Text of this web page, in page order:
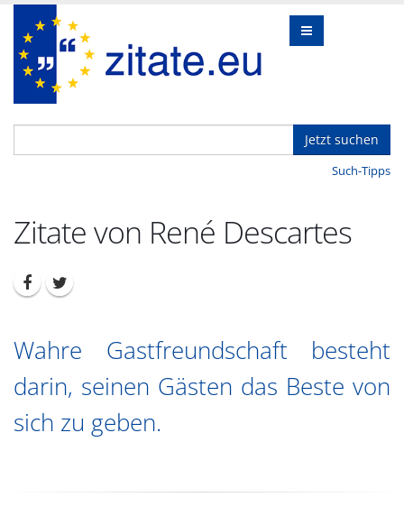
Jetzt suchen
Such-Tipps
Zitate von René Descartes
Wahre Gastfreundschaft besteht
darin, seinen Gästen das Beste von
sich zu geben.